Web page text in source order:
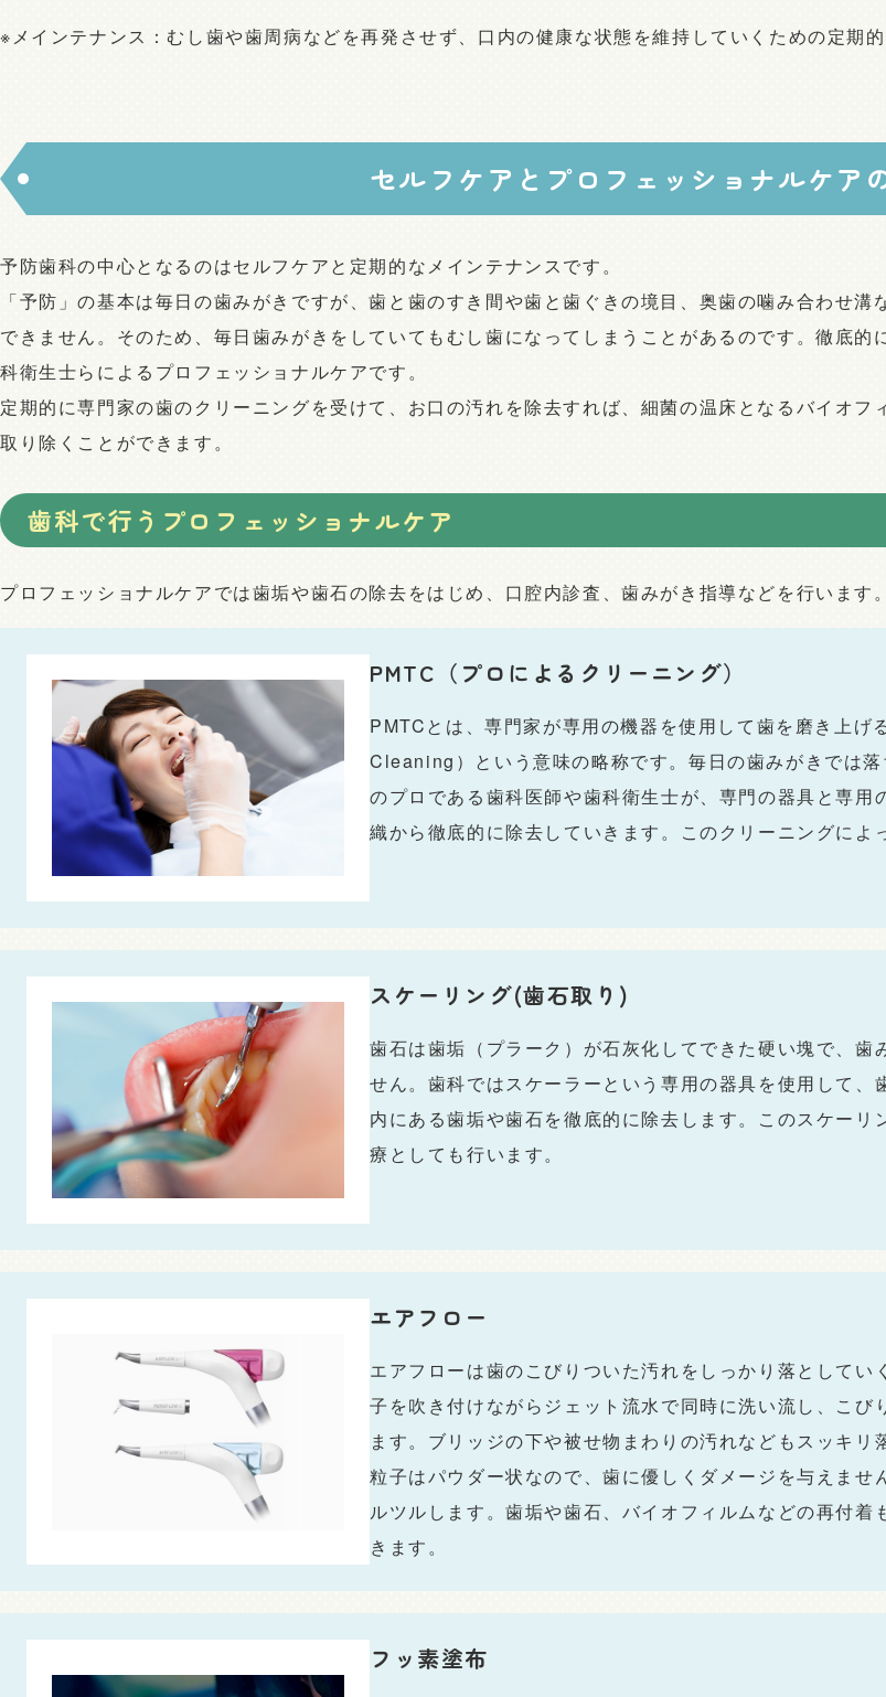
※メインテナンス：むし歯や歯周病などを再発させず、口内の健康な状態を維持していくための定期
セルフケアとプロフェッショナルケア
予防歯科の中心となるのはセルフケアと定期的なメインテナンスです。
「予防」の基本は毎日の歯みがきですが、歯と歯のすき間や歯と歯ぐきの境目、奥歯の噛み合わせ
できません。そのため、毎日歯みがきをしていてもむし歯になってしまうことがあるのです。徹底
科衛生士らによるプロフェッショナルケアです。
定期的に専門家の歯のクリーニングを受けて、お口の汚れを除去すれば、細菌の温床となるバイオ
取り除くことができます。
歯科で行うプロフェッショナルケア
プロフェッショナルケアでは歯垢や歯石の除去をはじめ、口腔内診査、歯みがき指導などを行います。
PMTC（プロによるクリーニング）
PMTCとは、専門家が専用の機器を使用して歯を磨き上
Cleaning）という意味の略称です。毎日の歯みがきでは
のプロである歯科医師や歯科衛生士が、専門の器具と専
織から徹底的に除去していきます。このクリーニングによ
スケーリング(歯石取り)
歯石は歯垢（プラーク）が石灰化してできた硬い塊で、歯
せん。歯科ではスケーラーという専用の器具を使用して、
内にある歯垢や歯石を徹底的に除去します。このスケー
療としても行います。
エアフロー
エアフローは歯のこびりついた汚れをしっかり落として
子を吹き付けながらジェット流水で同時に洗い流し、こ
ます。ブリッジの下や被せ物まわりの汚れなどもスッキリ
粒子はパウダー状なので、歯に優しくダメージを与えま
ルツルします。歯垢や歯石、バイオフィルムなどの再付
きます。
フッ素塗布